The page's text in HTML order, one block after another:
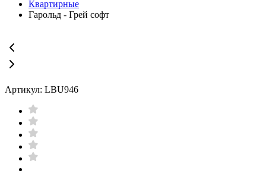
Квартирные
Гарольд - Грей софт
Артикул: LBU946